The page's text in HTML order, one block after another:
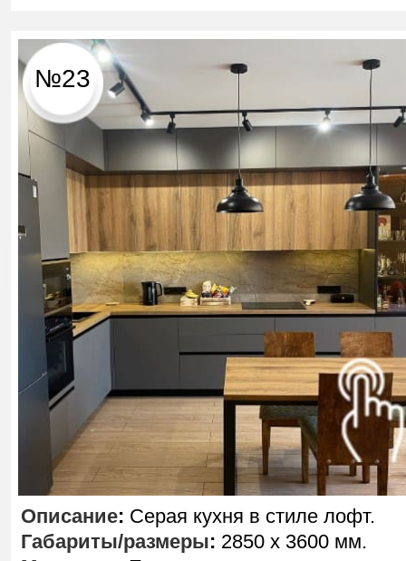
№23
Описание: Серая кухня в стиле лофт.
Габариты/размеры: 2850 х 3600 мм.